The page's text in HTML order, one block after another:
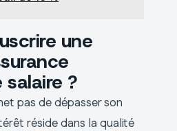
une
?
pas de dépasser son
réside dans la qualité